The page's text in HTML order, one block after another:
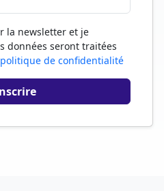
la newsletter et je
données seront traitées
politique de confidentialité